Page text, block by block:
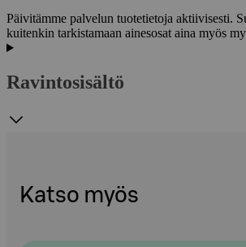
Päivitämme palvelun tuotetietoja aktiivisesti.
kuitenkin tarkistamaan ainesosat aina myös
Ravintosisältö
Katso myös